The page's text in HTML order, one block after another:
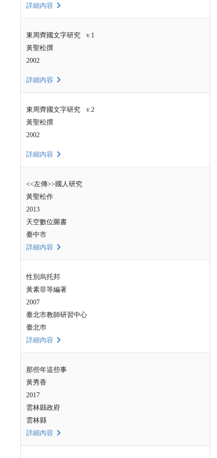
詳細內容
東周齊國文字研究 v.1
黃聖松撰
2002
詳細內容
東周齊國文字研究 v.2
黃聖松撰
2002
詳細內容
<<左傳>>國人研究
黃聖松作
2013
天空數位圖書
臺中市
詳細內容
性別烏托邦
黃素菲等編著
2007
臺北市教師研習中心
臺北巿
詳細內容
那些年這些事
黃秀香
2017
雲林縣政府
雲林縣
詳細內容